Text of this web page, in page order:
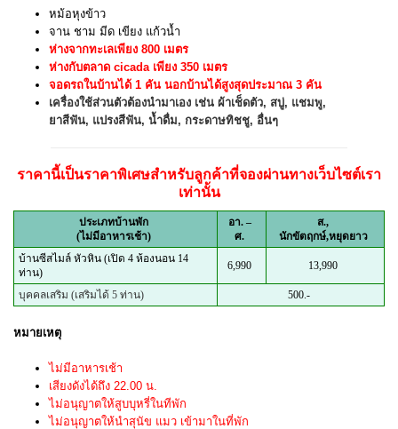
หม้อหุงข้าว
จาน ชาม มีด เขียง แก้วน้ำ
ห่างจากทะเลเพียง 800 เมตร
ห่างกับตลาด cicada เพียง 350 เมตร
จอดรถในบ้านได้ 1 คัน นอกบ้านได้สูงสุดประมาณ 3 คัน
เครื่องใช้ส่วนตัวต้องนำมาเอง เช่น ผ้าเช็ดตัว, สบู่, แชมพู,
ยาสีฟัน, แปรงสีฟัน, น้ำดื่ม, กระดาษทิชชู, อื่นๆ
ราคานี้เป็นราคาพิเศษสำหรับลูกค้าที่จองผ่านทางเว็บไซต์เรา
เท่านั้น
ประเภทบ้านพัก
(ไม่มีอาหารเช้า)
อา. –
ศ.
ส.,
นักขัตฤกษ์,หยุดยาว
บ้านซีสไมล์ หัวหิน (เปิด 4 ห้องนอน 14
ท่าน)
6,990 13,990
บุคคลเสริม (เสริมได้ 5 ท่าน) 500.-
หมายเหตุ
ไม่มีอาหารเช้า
เสียงดังได้ถึง 22.00 น.
ไม่อนุญาตให้สูบบุหรี่ในทีพัก
ไม่อนุญาตให้นำสุนัข แมว เข้ามาในที่พัก